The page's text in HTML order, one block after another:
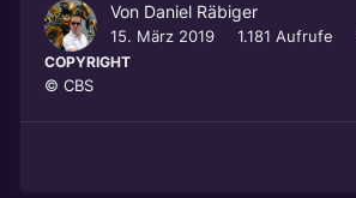
Von Daniel Räbiger
15. März 2019 1.181 Aufrufe
COPYRIGHT
© CBS